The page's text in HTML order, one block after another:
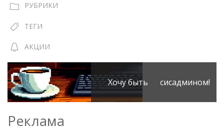
РУБРИКИ
ТЕГИ
АКЦИИ
Хочу быть сисадмином!
Реклама